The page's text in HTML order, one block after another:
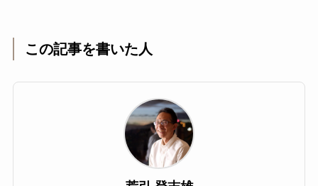
この記事を書いた人